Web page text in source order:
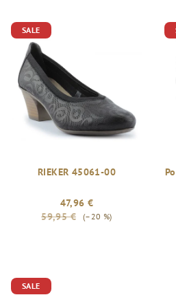
SALE
RIEKER 45061-00
47,96 €
59,95 €
(–20 %)
SALE